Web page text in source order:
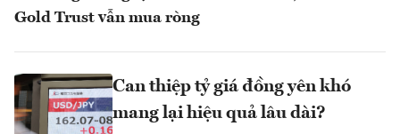
Gold Trust vẫn mua ròng
Can thiệp tỷ giá đồng yên khó
mang lại hiệu quả lâu dài?